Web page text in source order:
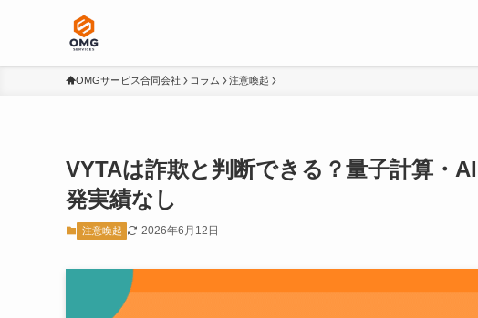
OMGサービス合同会社 コラム 注意喚起
VYTAは詐欺と判断できる？量子計算・
発実績なし
注意喚起 2026年6月12日